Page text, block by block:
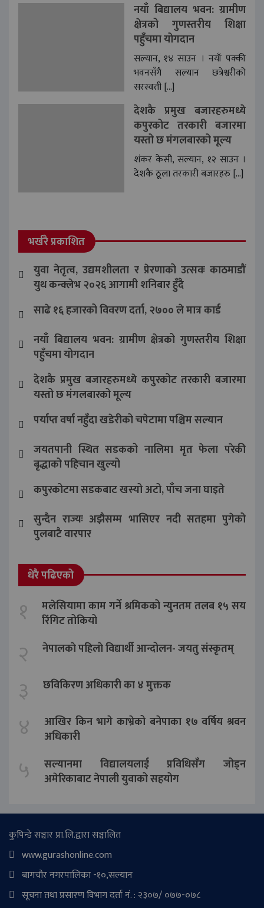
नयाँ बिद्यालय भवन: ग्रामीण
क्षेत्रको गुणस्तरीय शिक्षा
पहुँचमा योगदान
सल्यान, १४ साउन । नयाँ पक्की
भवनसँगै सल्यान छत्रेश्वरीको
सरस्वती […]
देशकै प्रमुख बजारहरुमध्ये
कपुरकोट तरकारी बजारमा
यस्तो छ मंगलबारको मूल्य
शंकर केसी, सल्यान, १२ साउन ।
देशकै ठूला तरकारी बजारहरु […]
भर्खरै प्रकाशित
युवा नेतृत्व, उद्यमशीलता र प्रेरणाको उत्सवः काठमाडौं
युथ कन्क्लेभ २०२६ आगामी शनिबार हुँदै
साढे १६ हजारको विवरण दर्ता, २७०० ले मात्र कार्ड
नयाँ बिद्यालय भवन: ग्रामीण क्षेत्रको गुणस्तरीय शिक्षा
पहुँचमा योगदान
देशकै प्रमुख बजारहरुमध्ये कपुरकोट तरकारी बजारमा
यस्तो छ मंगलबारको मूल्य
पर्याप्त वर्षा नहुँदा खडेरीको चपेटामा पश्चिम सल्यान
जयतपानी स्थित सडकको नालिमा मृत फेला परेकी
बृद्धाको पहिचान खुल्यो
कपुरकोटमा सडकबाट खस्यो अटो, पाँच जना घाइते
सुन्दैन राज्यः अझैसम्म भासिएर नदी सतहमा पुगेको
पुलबाटै वारपार
धेरै पढिएको
१
मलेसियामा काम गर्ने श्रमिकको न्युनतम तलब १५ सय
रिंगिट तोकियो
२ नेपालकाे पहिलाे विद्यार्थी आन्दोलन- जयतु संस्कृतम्‌
३ छविकिरण अधिकारी का ४ मुक्तक
४
आखिर किन भागे काभ्रेको बनेपाका १७ वर्षिय श्रवन
अधिकारी
५
सल्यानमा विद्यालयलाई प्रविधिसँग जोड्न
अमेरिकाबाट नेपाली युवाको सहयोग
कुपिन्डे सञ्चार प्रा.लि.द्वारा सञ्चालित
www.gurashonline.com
बागचौर नगरपालिका -१०,सल्यान
सूचना तथा प्रसारण विभाग दर्ता नं. : २३०७/ ०७७-०७८